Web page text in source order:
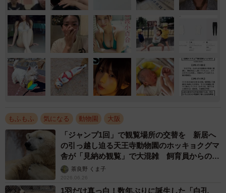
もふもふ 気になる 動物園 大阪
「ジャンプ1回」で観覧場所の交替を 新居へ
の引っ越し迫る天王寺動物園のホッキョクグマ
舎が「見納め観覧」で大混雑 飼育員からのお
願い茶良野 くま子
2026.06.26
1羽だけ真っ白！数年ぶりに誕生した「白孔